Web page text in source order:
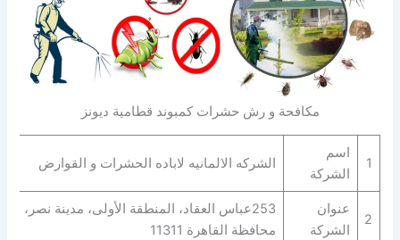
مكافحة و رش حشرات كمبوند قطامية ديونز
1
اسم
الشركة
الشركه الالمانيه لاباده الحشرات و القوارض
2
عنوان
الشركة
253عباس العقاد، المنطقة الأولى، مدينة نصر،
محافظة القاهرة‬ 11311